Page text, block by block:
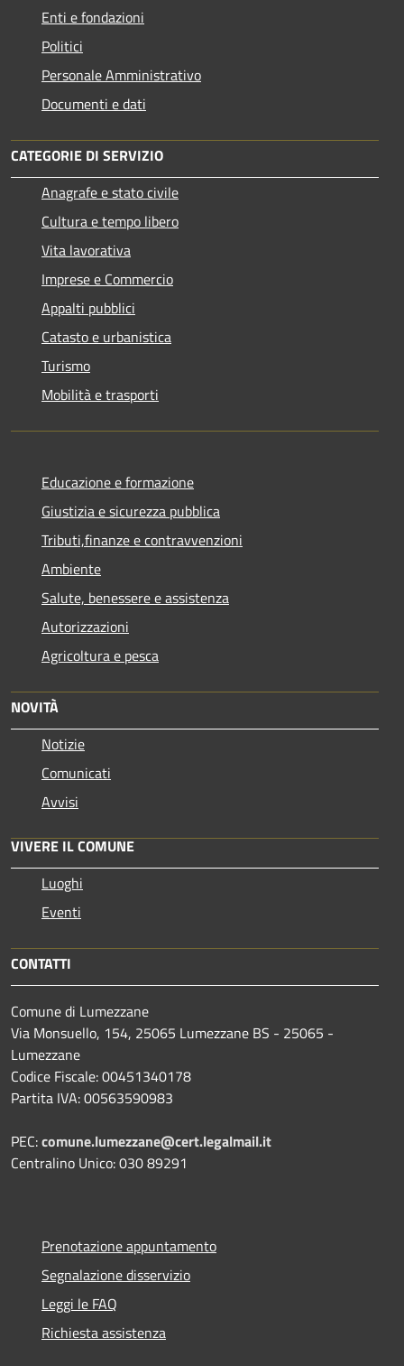
Enti e fondazioni
Politici
Personale Amministrativo
Documenti e dati
CATEGORIE DI SERVIZIO
Anagrafe e stato civile
Cultura e tempo libero
Vita lavorativa
Imprese e Commercio
Appalti pubblici
Catasto e urbanistica
Turismo
Mobilità e trasporti
Educazione e formazione
Giustizia e sicurezza pubblica
Tributi,finanze e contravvenzioni
Ambiente
Salute, benessere e assistenza
Autorizzazioni
Agricoltura e pesca
NOVITÀ
Notizie
Comunicati
Avvisi
VIVERE IL COMUNE
Luoghi
Eventi
CONTATTI
Comune di Lumezzane
Via Monsuello, 154, 25065 Lumezzane BS - 25065 -
Lumezzane
Codice Fiscale: 00451340178
Partita IVA: 00563590983
PEC:comune.lumezzane@cert.legalmail.it
Centralino Unico: 030 89291
Prenotazione appuntamento
Segnalazione disservizio
Leggi le FAQ
Richiesta assistenza